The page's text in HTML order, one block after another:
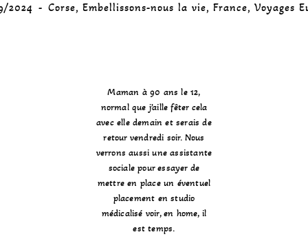
2024 Corse, Embellissons-nous la vie, France, Voyages
Maman à 90 ans le 12,
normal que j’aille fêter cela
avec elle demain et serais de
retour vendredi soir. Nous
verrons aussi une assistante
sociale pour essayer de
mettre en place un éventuel
placement en studio
médicalisé voir, en home, il
est temps.